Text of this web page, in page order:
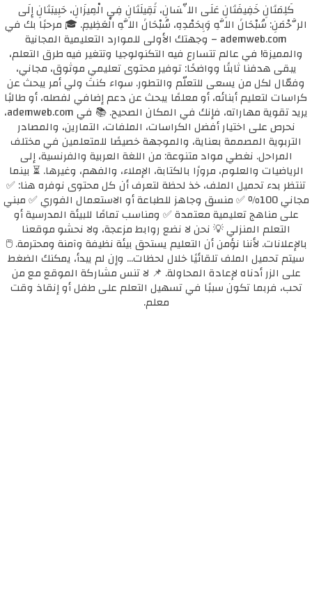
كَلِمَتَانِ خَفِيفَتَانِ عَلَى اللِّسَانِ، ثَقِيلَتَانِ فِي الْمِيزَانِ، حَبِيبَتَانِ إِلَى
الرَّحْمَنِ: سُبْحَانَ اللَّهِ وَبِحَمْدِهِ، سُبْحَانَ اللَّهِ الْعَظِيمِ. 🎓 مرحبًا بك في
ademweb.com – وجهتك الأولى للموارد التعليمية المجانية
والمميزة! في عالم تتسارع فيه التكنولوجيا وتتغير فيه طرق التعلم،
يبقى هدفنا ثابتًا وواضحًا: توفير محتوى تعليمي موثوق، مجاني،
وفعّال لكل من يسعى للتعلّم والتطور. سواء كنتَ ولي أمر يبحث عن
كراسات لتعليم أبنائه، أو معلمًا يبحث عن دعم إضافي لفصله، أو طالبًا
يريد تقوية مهاراته، فإنك في المكان الصحيح. 📚 في ademweb.com،
نحرص على اختيار أفضل الكراسات، الملفات، التمارين، والمصادر
التربوية المصممة بعناية، والموجهة خصيصًا للمتعلمين في مختلف
المراحل. نغطي مواد متنوعة: من اللغة العربية والفرنسية، إلى
الرياضيات والعلوم، مرورًا بالكتابة، الإملاء، والفهم، وغيرها. ⏳ بينما
تنتظر بدء تحميل الملف، خذ لحظة لتعرف أن كل محتوى نوفره هنا: ✅
مجاني 100٪ ✅ منسق وجاهز للطباعة أو الاستعمال الفوري ✅ مبني
على مناهج تعليمية معتمدة ✅ ومناسب تمامًا للبيئة المدرسية أو
التعلم المنزلي 💡 نحن لا نضع روابط مزعجة، ولا نحشو موقعنا
بالإعلانات. لأننا نؤمن أن التعليم يستحق بيئة نظيفة وآمنة ومحترمة. 🖱️
سيتم تحميل الملف تلقائيًا خلال لحظات... وإن لم يبدأ، يمكنك الضغط
على الزر أدناه لإعادة المحاولة. 📌 لا تنس مشاركة الموقع مع من
تحب، فربما تكون سببًا في تسهيل التعلم على طفل أو إنقاذ وقت
معلم.